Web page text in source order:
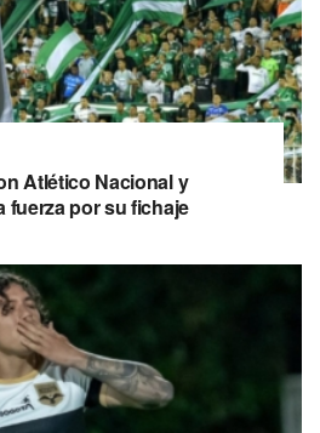
Atlético Nacional y
fuerza por su fichaje